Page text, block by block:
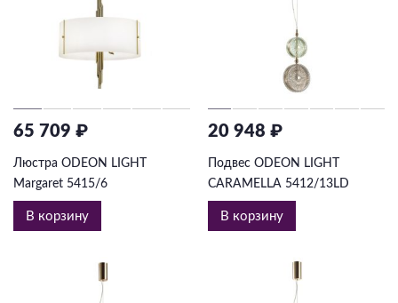
65 709 ₽
Люстра ODEON LIGHT
Margaret 5415/6
В корзину
20 948 ₽
Подвес ODEON LIGHT
CARAMELLA 5412/13LD
В корзину